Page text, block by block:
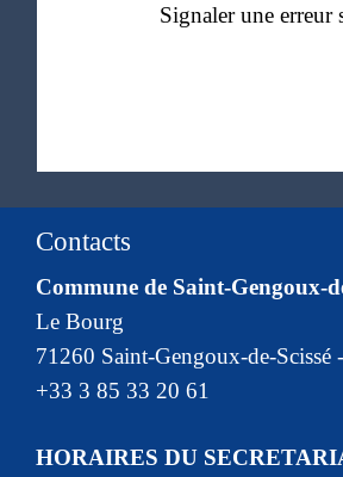
Signaler une erreur
Contacts
Commune de Saint-Gengoux-
Le Bourg
71260 Saint-Gengoux-de-
+33 3 85 33 20 61
HORAIRES DU